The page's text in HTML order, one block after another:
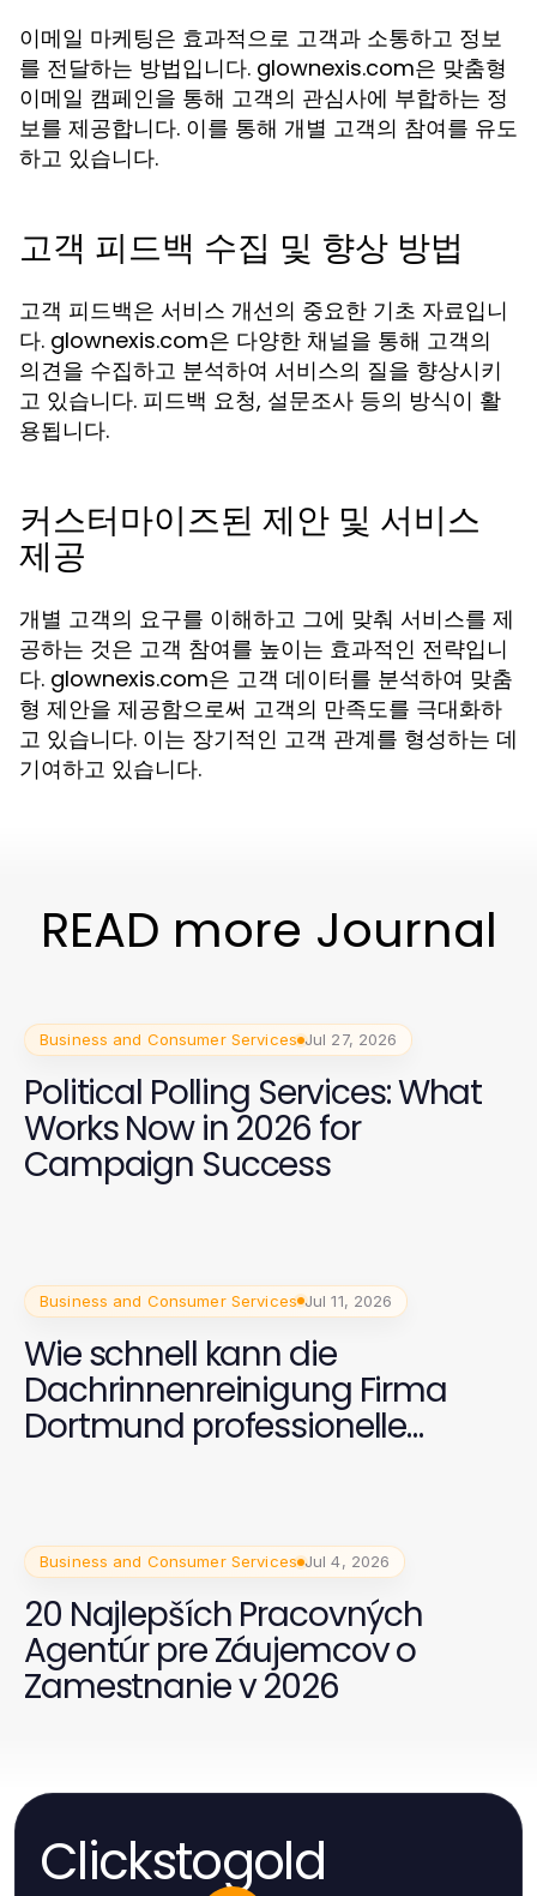
이메일 마케팅은 효과적으로 고객과 소통하고 정보
를 전달하는 방법입니다. glownexis.com은 맞춤형
이메일 캠페인을 통해 고객의 관심사에 부합하는 정
보를 제공합니다. 이를 통해 개별 고객의 참여를 유도
하고 있습니다.
고객 피드백 수집 및 향상 방법
고객 피드백은 서비스 개선의 중요한 기초 자료입니
다. glownexis.com은 다양한 채널을 통해 고객의
의견을 수집하고 분석하여 서비스의 질을 향상시키
고 있습니다. 피드백 요청, 설문조사 등의 방식이 활
용됩니다.
커스터마이즈된 제안 및 서비스
제공
개별 고객의 요구를 이해하고 그에 맞춰 서비스를 제
공하는 것은 고객 참여를 높이는 효과적인 전략입니
다. glownexis.com은 고객 데이터를 분석하여 맞춤
형 제안을 제공함으로써 고객의 만족도를 극대화하
고 있습니다. 이는 장기적인 고객 관계를 형성하는 데
기여하고 있습니다.
READ more Journal
Business and Consumer Services Jul 27, 2026
Political Polling Services: What
Works Now in 2026 for
Campaign Success
Business and Consumer Services Jul 11, 2026
Wie schnell kann die
Dachrinnenreinigung Firma
Dortmund professionelle
Business and Consumer Services Jul 4, 2026
20 Najlepších Pracovných
Agentúr pre Záujemcov o
Zamestnanie v 2026
Clickstogold